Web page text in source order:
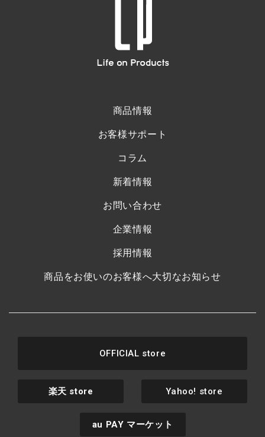
商品情報
お客様サポート
コラム
新着情報
お問い合わせ
企業情報
採用情報
商品をお使いのお客様へ大切なお知らせ
OFFICIAL store
楽天 store Yahoo! store
au PAY マーケット